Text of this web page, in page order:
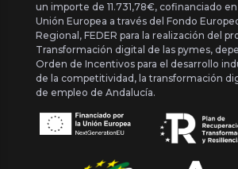
un importe de 11.731,78€, cofinanciado
Unión Europea a través del Fondo
Regional, FEDER para la realización del
Transformación digital de las pymes,
Orden de Incentivos para el desarrollo
de la competitividad, la transformación
de empleo de Andalucía.